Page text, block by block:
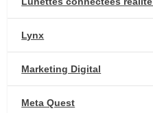
Lynx
Marketing Digital
Meta Quest